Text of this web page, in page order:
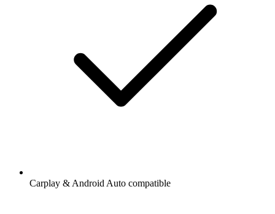
Carplay & Android Auto compatible